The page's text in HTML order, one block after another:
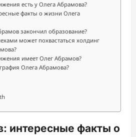
есть у Олега Абрамова?
факты о жизни Олега
закончил образование?
может похвастаться холдинг
имеет Олег Абрамов?
Олега Абрамова?
интересные факты о